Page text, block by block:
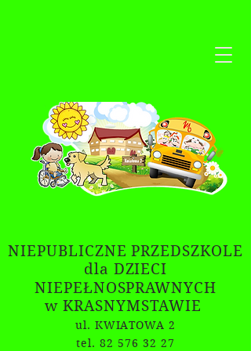
NIEPUBLICZNE PRZEDSZKOLE
dla DZIECI
NIEPEŁNOSPRAWNYCH
w KRASNYMSTAWIE
ul. KWIATOWA 2
tel. 82 576 32 27